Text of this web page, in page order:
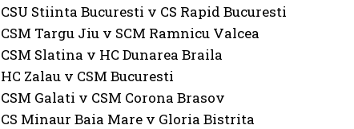
CSU Stiinta Bucuresti v CS Rapid Bucuresti
CSM Targu Jiu v SCM Ramnicu Valcea
CSM Slatina v HC Dunarea Braila
HC Zalau v CSM Bucuresti
CSM Galati v CSM Corona Brasov
CS Minaur Baia Mare v Gloria Bistrita